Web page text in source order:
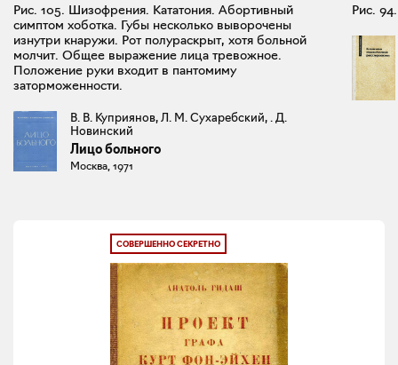
Рис. 105. Шизофрения. Кататония. Абортивный
симптом хоботка. Губы несколько выворочены
изнутри кнаружи. Рот полураскрыт, хотя больной
молчит. Общее выражение лица тревожное.
Положение руки входит в пантомиму
заторможенности.
В. В. Куприянов, Л. М. Сухаребский, . Д.
Новинский
Лицо больного
Москва, 1971
Рис.
СОВЕРШЕННО СЕКРЕТНО